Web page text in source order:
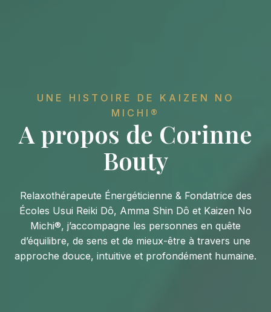
UNE HISTOIRE DE KAIZEN NO
MICHI®
A propos de Corinne
Bouty
Relaxothérapeute Énergéticienne & Fondatrice des
Écoles Usui Reiki Dô, Amma Shin Dô et Kaizen No
Michi®, j’accompagne les personnes en quête
d’équilibre, de sens et de mieux-être à travers une
approche douce, intuitive et profondément humaine.